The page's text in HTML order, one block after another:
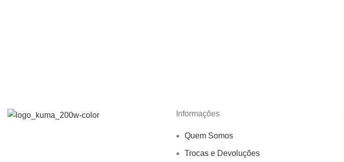
Informações
Quem Somos
Trocas e Devoluções